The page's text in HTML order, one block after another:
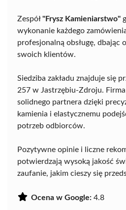
Zespół"Frysz Kamieniarstwo"
wykonanie każdego
profesjonalną obsługę, dbając
swoich klientów.
Siedziba zakładu znajduje się
257 w Jastrzębiu-Zdroju.
solidnego partnera dzięki
kamienia i elastycznemu
potrzeb odbiorców.
Pozytywne opinie i liczne
potwierdzają wysoką jakość
zaufanie, jakim cieszy się
Ocena w Google: 4.8